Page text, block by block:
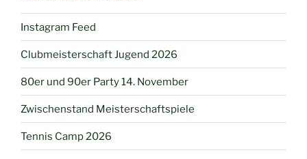
Instagram Feed
Clubmeisterschaft Jugend 2026
80er und 90er Party 14. November
Zwischenstand Meisterschaftspiele
Tennis Camp 2026